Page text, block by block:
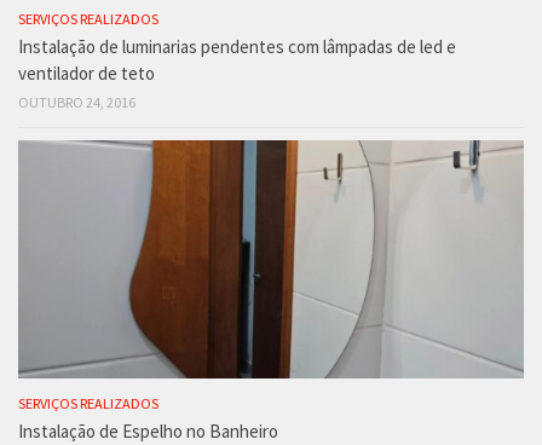
SERVIÇOS REALIZADOS
Instalação de luminarias pendentes com lâmpadas de led e
ventilador de teto
OUTUBRO 24, 2016
SERVIÇOS REALIZADOS
Instalação de Espelho no Banheiro